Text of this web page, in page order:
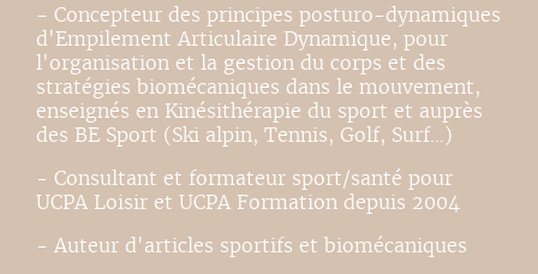
- Concepteur des principes posturo-dynamiques
d'Empilement Articulaire Dynamique, pour
l'organisation et la gestion du corps et des
stratégies biomécaniques dans le mouvement,
enseignés en Kinésithérapie du sport et auprès
des BE Sport (Ski alpin, Tennis, Golf, Surf…)
- Consultant et formateur sport/santé pour
UCPA Loisir et UCPA Formation depuis 2004
- Auteur d'articles sportifs et biomécaniques